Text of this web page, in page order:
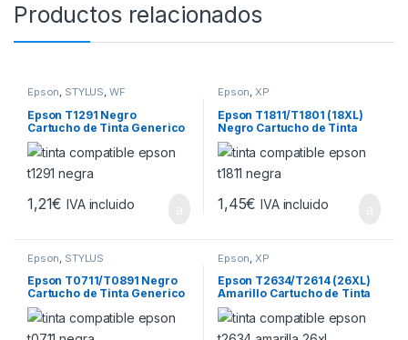
Productos relacionados
Epson, STYLUS, WF
Epson T1291 Negro
Cartucho de Tinta Generico
– Reemplaza C13T12914012
1,21€ IVA incluido
Epson,XP
Epson T1811/T1801 (18XL)
Negro Cartucho de Tinta
Generico – Reemplaza
C13T18114012/C13T1801401
2
1,45€ IVA incluido
Epson, STYLUS
Epson T0711/T0891 Negro
Cartucho de Tinta Generico
– Reemplaza
C13T07114012/C13T0891401
1
Epson,XP
Epson T2634/T2614 (26XL)
Amarillo Cartucho de Tinta
Generico – Reemplaza
C13T26344012/C13T2614401
2